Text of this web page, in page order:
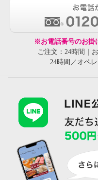
※お電話番号のお掛
ご注文：24時間｜
24時間／オペ